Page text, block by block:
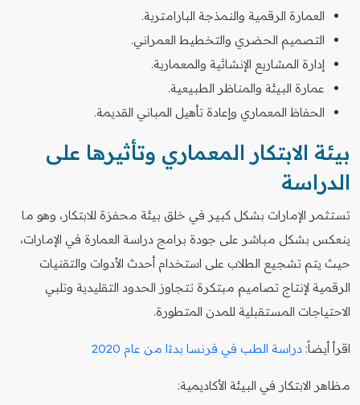
العمارة الرقمية والنمذجة البارامترية.
التصميم الحضري والتخطيط العمراني.
إدارة المشاريع الإنشائية والمعمارية.
عمارة البيئة والمناظر الطبيعية.
الحفاظ المعماري وإعادة تأهيل المباني القديمة.
بيئة الابتكار المعماري وتأثيرها على
الدراسة
تستثمر الإمارات بشكل كبير في خلق بيئة محفزة للابتكار، وهو ما
ينعكس بشكل مباشر على جودة برامج دراسة العمارة في الإمارات،
حيث يتم تشجيع الطلاب على استخدام أحدث الأدوات والتقنيات
الرقمية لإنتاج تصاميم مبتكرة تتجاوز الحدود التقليدية وتلبي
الاحتياجات المستقبلية للمدن المتطورة.
اقرأ أيضاً: دراسة الطب في فرنسا بدءًا من عام 2020
مظاهر الابتكار في البيئة الأكاديمية: